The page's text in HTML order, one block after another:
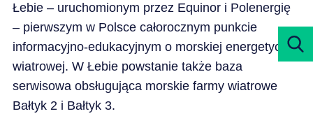
Łebie – uruchomionym przez Equinor i Polenergię
– pierwszym w Polsce całorocznym punkcie
informacyjno-edukacyjnym o morskiej energetyce
wiatrowej. W Łebie powstanie także baza
serwisowa obsługująca morskie farmy wiatrowe
Bałtyk 2 i Bałtyk 3.